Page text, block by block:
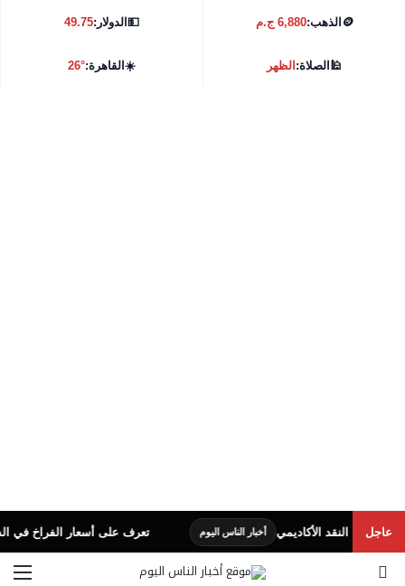
🪙 الذهب:6,880 ج.م 💵الدولار:49.75
🕌الصلاة:الظهر ☀️القاهرة:26°
عاجل أخبار الناس اليوم تعرف على أسعار الفراخ في السوق..